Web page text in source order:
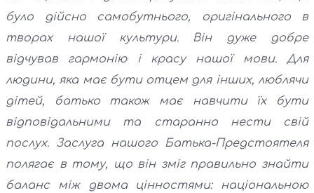
було дійсно самобутнього, оригінального в
творах нашої культури. Він дуже добре
відчував гармонію і красу нашої мови. Для
людини, яка має бути отцем для інших, люблячи
дітей, батько також має навчити їх бути
відповідальними та старанно нести свій
послух. Заслуга нашого Батька-Предстоятеля
полягає в тому, що він зміг правильно знайти
баланс між двома цінностями: національною